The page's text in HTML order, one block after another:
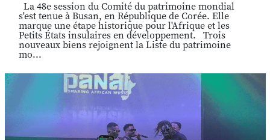
La 48e session du Comité du patrimoine mondial
s'est tenue à Busan, en République de Corée. Elle
marque une étape historique pour l'Afrique et les
Petits États insulaires en développement. Trois
nouveaux biens rejoignent la Liste du patrimoine
mo...